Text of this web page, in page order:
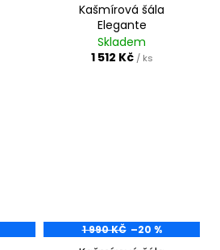
Kašmírová šála
Elegante
Skladem
1 512 Kč / ks
1 990 KČ –20 %